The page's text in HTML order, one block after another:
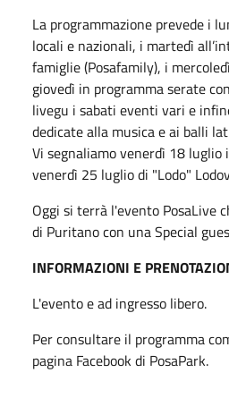
La programmazione prevede i
locali e nazionali, i martedì
famiglie (Posafamily), i
giovedì in programma serate
livegu i sabati eventi vari e
dedicate alla musica e ai balli
Vi segnaliamo venerdì 18 luglio
venerdì 25 luglio di "Lodo"
Oggi si terrà l'evento PosaLive
di Puritano con una Special
INFORMAZIONI E
L'evento e ad ingresso libero.
Per consultare il programma
pagina Facebook di PosaPark.